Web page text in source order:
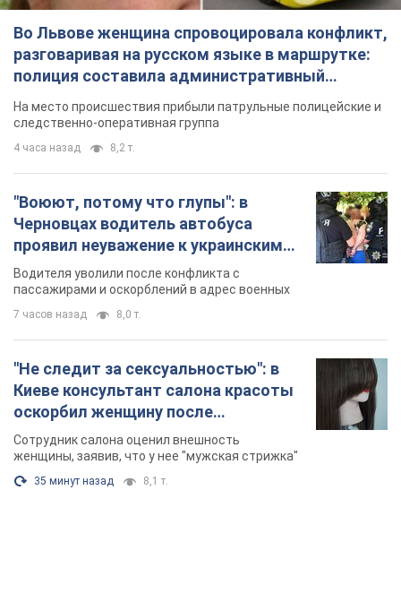
Во Львове женщина спровоцировала конфликт,
разговаривая на русском языке в маршрутке:
полиция составила административный
протокол. Видео
На место происшествия прибыли патрульные полицейские и
следственно-оперативная группа
4 часа назад 8,2 т.
"Воюют, потому что глупы": в
Черновцах водитель автобуса
проявил неуважение к украинским
военным и поплатился за это.
Видео
Водителя уволили после конфликта с
пассажирами и оскорблений в адрес военных
7 часов назад 8,0 т.
"Не следит за сексуальностью": в
Киеве консультант салона красоты
оскорбил женщину после
химиотерапии, разгорелся скандал.
Фото
Сотрудник салона оценил внешность
женщины, заявив, что у нее "мужская стрижка"
35 минут назад 8,1 т.